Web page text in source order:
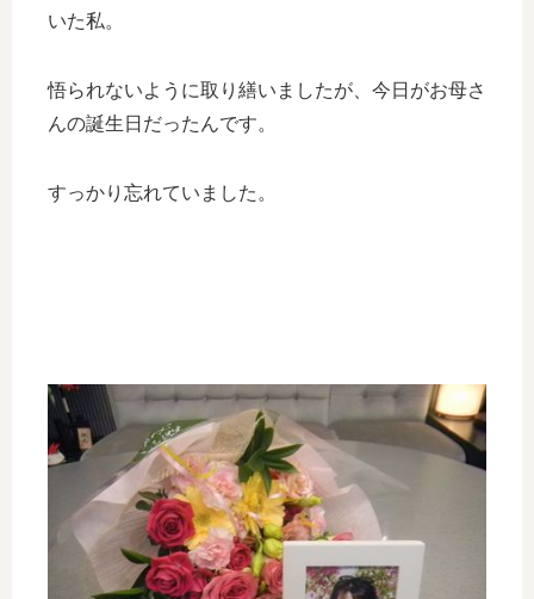
いた私。
悟られないように取り繕いましたが、今日がお母さ
んの誕生日だったんです。
すっかり忘れていました。